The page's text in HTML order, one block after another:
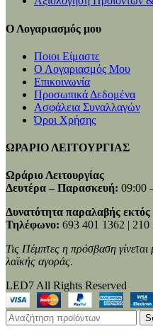
Ο Λογαριασμός μου
Ποιοι Είμαστε
Ο Λογαριασμός Μου
Επικοινωνία
Προσωπικά Δεδομένα
Ασφάλεια Συναλλαγών
Όροι Χρήσης
ΩΡΑΡΙΟ ΛΕΙΤΟΥΡΓΙΑΣ
Ωράριο Λειτουργίας
Δευτέρα – Παρασκευή: 09:00
Δυνατότητα παραλαβής
Τηλέφωνο: 693 401 1362 | 210
Τις Πέμπτες η πρόσβαση
λαϊκής αγοράς.
LED7 All Rights Reserved